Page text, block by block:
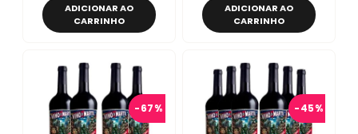
ADICIONAR AO
CARRINHO
ADICIONAR AO
CARRINHO
-67% -45%